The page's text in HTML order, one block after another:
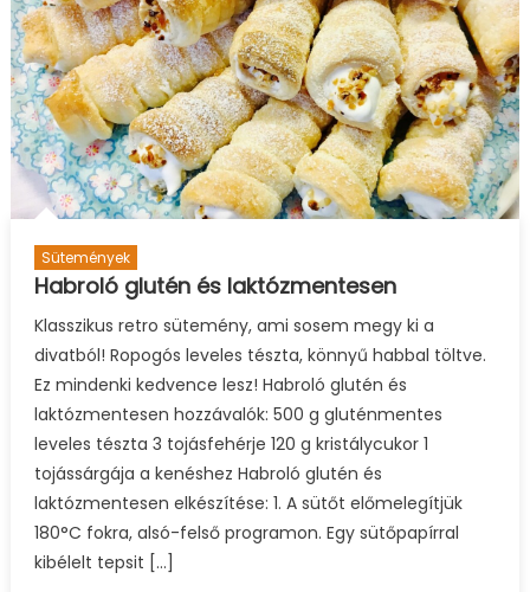
Sütemények
Habroló glutén és laktózmentesen
Klasszikus retro sütemény, ami sosem megy ki a
divatból! Ropogós leveles tészta, könnyű habbal töltve.
Ez mindenki kedvence lesz! Habroló glutén és
laktózmentesen hozzávalók: 500 g gluténmentes
leveles tészta 3 tojásfehérje 120 g kristálycukor 1
tojássárgája a kenéshez Habroló glutén és
laktózmentesen elkészítése: 1. A sütőt előmelegítjük
180°C fokra, alsó-felső programon. Egy sütőpapírral
kibélelt tepsit […]